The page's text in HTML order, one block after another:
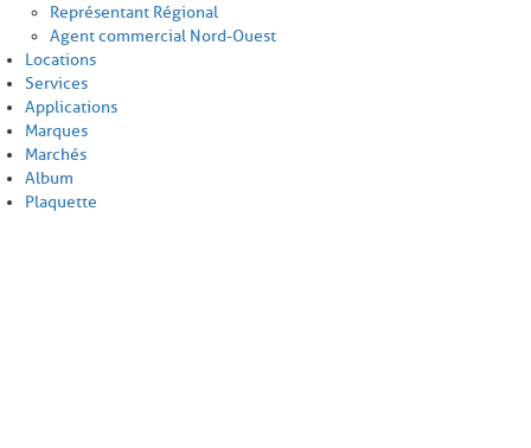
Représentant Régional
Agent commercial Nord-Ouest
Locations
Services
Applications
Marques
Marchés
Album
Plaquette